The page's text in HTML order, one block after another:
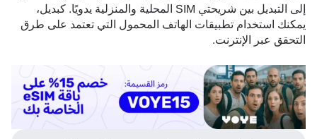
إلى التبديل بين شريحتي SIM المحلية والمنزلية يدويًا. كبديل،
يمكنك استخدام تطبيقات الهاتف المحمول التي تعتمد على طرق
التحقق عبر الإنترنت.